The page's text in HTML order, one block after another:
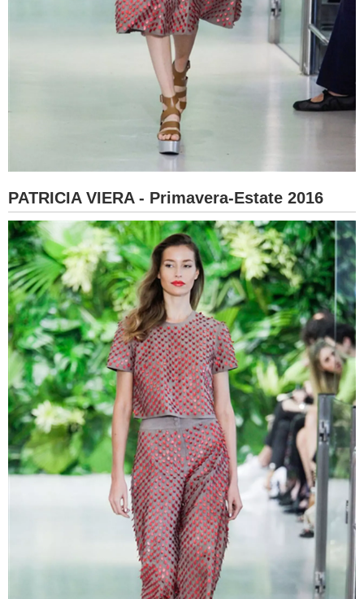
PATRICIA VIERA - Primavera-Estate 2016